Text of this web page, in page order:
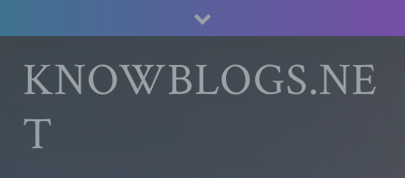
to
contentKNOWBLOGS.NE
T